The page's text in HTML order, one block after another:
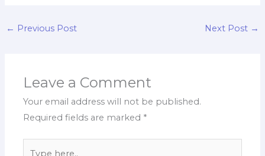
← Previous Post Next Post →
Leave a Comment
Your email address will not be published.
Required fields are marked *